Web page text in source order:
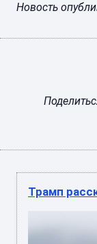
Новость
Трамп